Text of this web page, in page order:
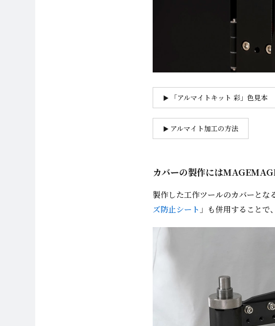
「アルマイトキット 彩」色見本
アルマイト加工の方法
カバーの製作には
製作した工作ツールのカバーとな
ズ防止シート 」も併用することで